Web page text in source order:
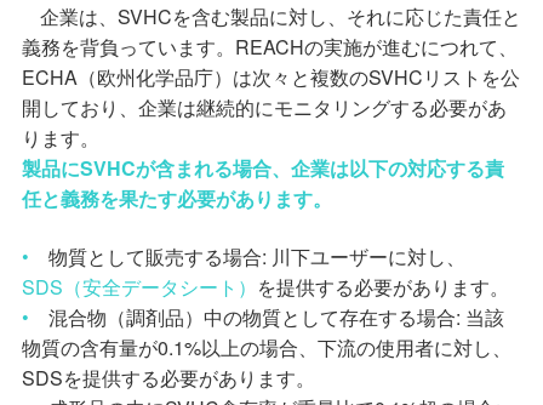
企業は、 SVHCを含む製品に対し、それに応じた責任と
義務を背負っています。 REACHの実施が進むにつれて、
ECHA（欧州化学品庁）は次々と複数のSVHCリストを公
開しており、企業は継続的にモニタリングする必要があ
ります。
製品にSVHCが含まれる場合、企業は以下の対応する責
任と義務を果たす必要があります。
• 物質として販売する場合: 川下ユーザーに対し、
SDS （安全データシート） を提供する必要があります。
• 混合物（調剤品）中の物質として存在する場合: 当該
物質の含有量が0.1%以上の場合、下流の使用者に対し、
SDSを提供する必要があります。